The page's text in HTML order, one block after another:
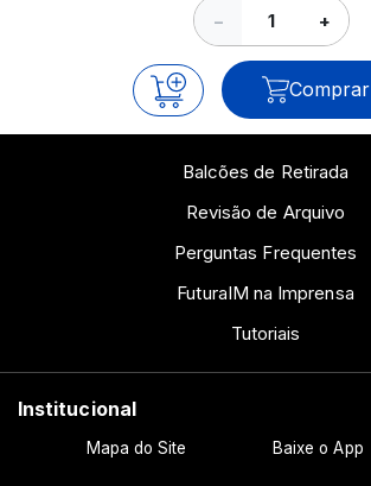
− +
Comprar
Balcões de Retirada
Revisão de Arquivo
Perguntas Frequentes
FuturaIM na Imprensa
Tutoriais
Institucional
Mapa do Site Baixe o App